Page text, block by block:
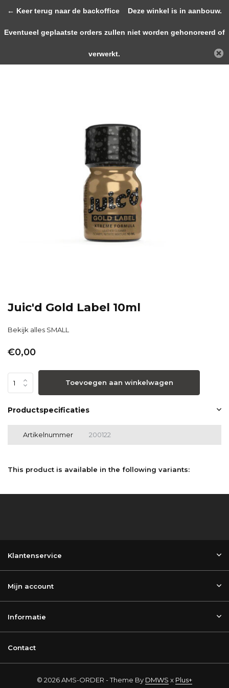
Home
Juic'd Gold Label 10ml
Bekijk alles SMALL
€0,00
Toevoegen aan winkelwagen
Productspecificaties
Artikelnummer 200122
This product is available in the following variants:
Klantenservice
Mijn account
Informatie
Contact
© 2026 AMS-ORDER - Theme By DMWS x Plus+
← Keer terug naar de backoffice Deze winkel is in aanbouw.
Eventueel geplaatste orders zullen niet worden gehonoreerd of
verwerkt.